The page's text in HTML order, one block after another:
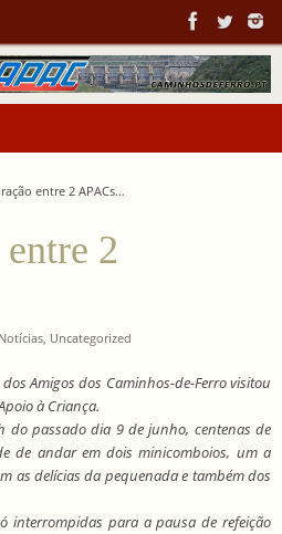
entre 2 APACs…
2
Notícias, Uncategorized
dos Amigos dos Caminhos-de-Ferro visitou
à Criança.
do passado dia 9 de junho, centenas de
de andar em dois minicomboios, um a
as delícias da pequenada e também dos
interrompidas para a pausa de refeição